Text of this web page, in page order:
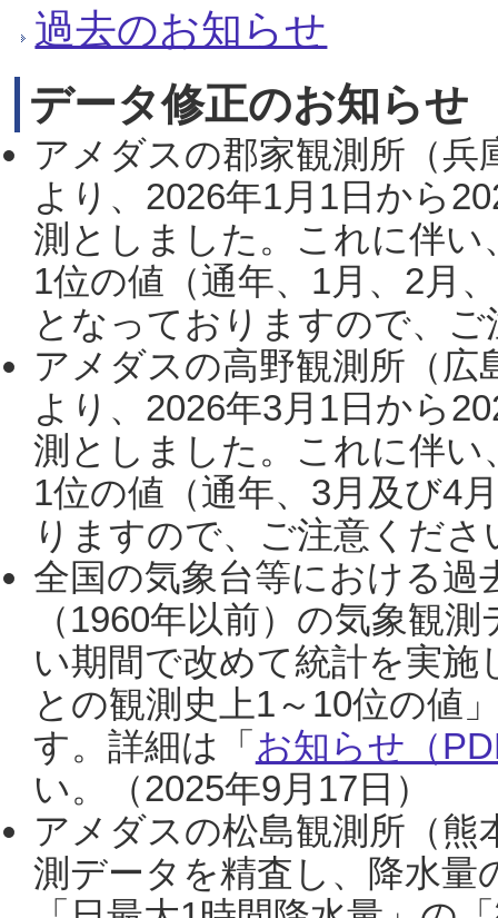
過去のお知らせ
データ修正のお知らせ
アメダスの郡家観測所（
より、2026年1月1日から
測としました。これに伴い
1位の値（通年、1月、2月
となっておりますので、
アメダスの高野観測所（
より、2026年3月1日から
測としました。これに伴い
1位の値（通年、3月及び4
りますので、ご注意くだ
全国の気象台等における過
（1960年以前）の気象観
い期間で改めて統計を実
との観測史上1～10位の値
す。詳細は「 お知らせ（
い。（2025年9月17日）
アメダスの松島観測所（熊
測データを精査し、降水